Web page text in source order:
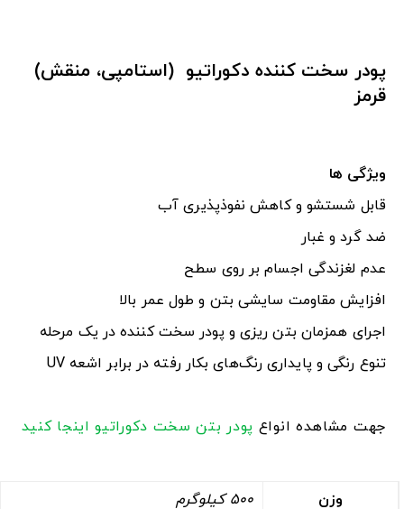
پودر سخت کننده دکوراتیو (استامپی، منقش)
قرمز
ویژگی ها
قابل شستشو و کاهش نفوذپذیری آب
ضد گرد و غبار
عدم لغزندگی اجسام بر روی سطح
افزایش مقاومت سایشی بتن و طول عمر بالا
اجرای همزمان بتن ریزی و پودر سخت کننده در یک مرحله
تنوع رنگی و پایداری رنگ‌های بکار رفته در برابر اشعه UV
جهت مشاهده انواع پودر بتن سخت دکوراتیواینجا کنید
وزن
500 کیلوگرم